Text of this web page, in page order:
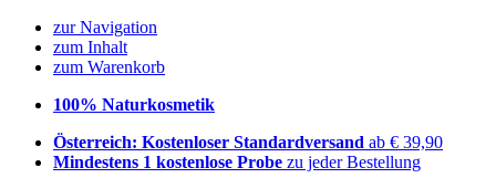
zur Navigation
zum Inhalt
zum Warenkorb
100% Naturkosmetik
Österreich: Kostenloser Standardversand ab € 39,90
Mindestens 1 kostenlose Probe zu jeder Bestellung